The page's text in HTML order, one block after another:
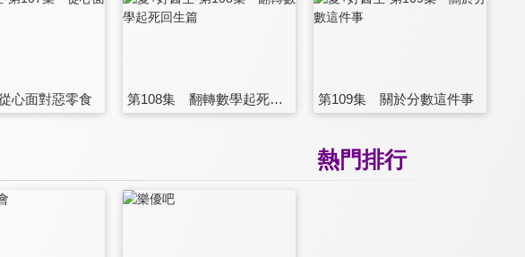
心面對惡零食 第108集 翻轉數學起死回生篇 第109集 關於分數這件事
熱門排行